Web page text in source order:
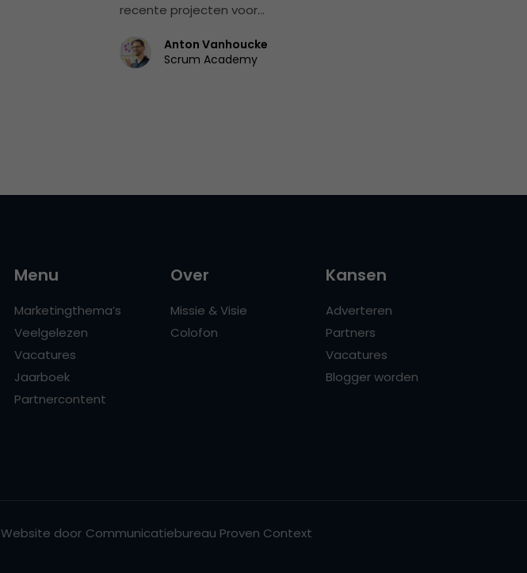
recente projecten voor…
Anton Vanhoucke
Scrum Academy
Menu
Marketingthema’s
Veelgelezen
Vacatures
Jaarboek
Partnercontent
Over
Missie & Visie
Colofon
Kansen
Adverteren
Partners
Vacatures
Blogger worden
Website door Communicatiebureau Proven Context